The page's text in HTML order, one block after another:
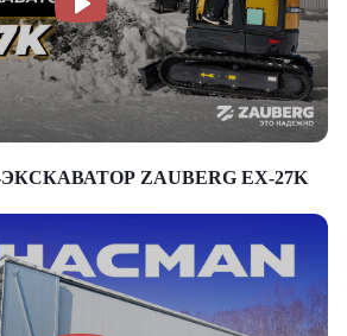
ZAUBERG EX-27K